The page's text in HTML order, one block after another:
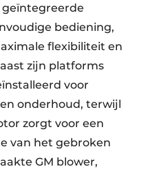
geïntegreerde
bediening,
flexi­biliteit en
zijn plat­forms
voor
onderhoud, terwijl
zorgt voor een
van het gebroken
GM blower,